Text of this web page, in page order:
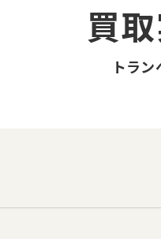
買
トラン